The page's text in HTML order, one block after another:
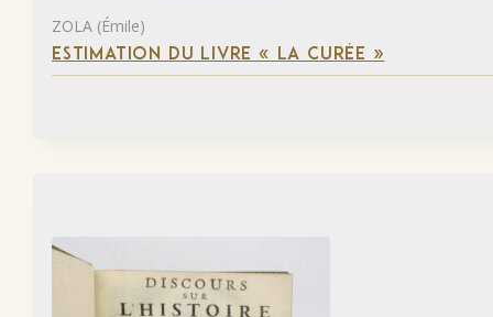
ZOLA (Émile)
ESTIMATION DU LIVRE « LA CURÉE »